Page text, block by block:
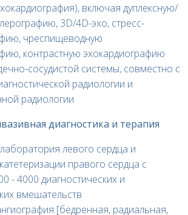
включая дуплексную/
3D/4D-эхо, стресс-
чреспищеводную
контрастную эхокардиографию
сосудистой системы, совместно с
радиологии и
радиологии
диагностика и терапия
левого сердца и
правого сердца с
- 4000 диагностических и
вмешательств
[бедренная, радиальная,